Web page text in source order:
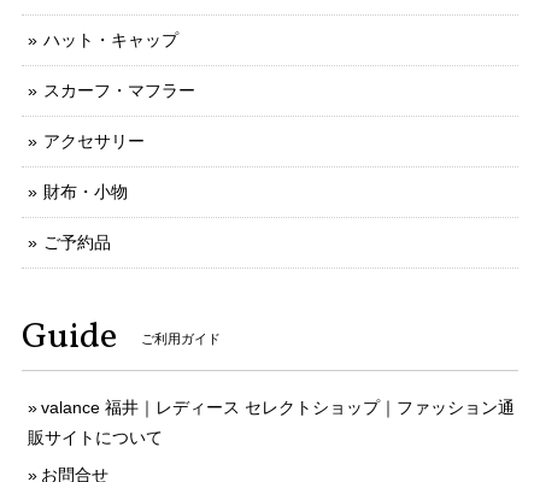
ハット・キャップ
スカーフ・マフラー
アクセサリー
財布・小物
ご予約品
Guide ご利用ガイド
valance 福井｜レディース セレクトショップ｜ファッション通
販サイトについて
お問合せ